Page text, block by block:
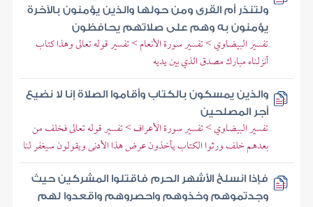
ولتنذر أم القرى ومن حولها والذين يؤمنون بالآخرة
يؤمنون به وهم على صلاتهم يحافظون
تفسير البيضاوي > تفسير سورة الأنعام > تفسير قوله تعالى وهذا كتاب
أنزلناه مبارك مصدق الذي بين يديه
والذين يمسكون بالكتاب وأقاموا الصلاة إنا لا نضيع
أجر المصلحين
تفسير البيضاوي > تفسير سورة الأعراف > تفسير قوله تعالى فخلف من
بعدهم خلف ورثوا الكتاب يأخذون عرض هذا الأدنى ويقولون سيغفر لنا
فإذا انسلخ الأشهر الحرم فاقتلوا المشركين حيث
وجدتموهم وخذوهم واحصروهم واقعدوا لهم